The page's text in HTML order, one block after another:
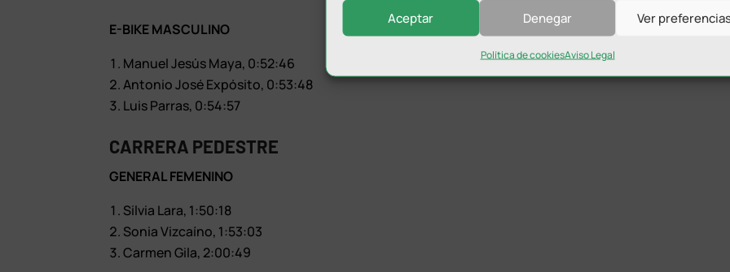
Aceptar Denegar Ver
Política de cookiesAviso Legal
E-BIKE MASCULINO
Manuel Jesús Maya, 0:52:46
Antonio José Expósito, 0:53:48
Luis Parras, 0:54:57
CARRERA PEDESTRE
GENERAL FEMENINO
Silvia Lara, 1:50:18
Sonia Vizcaíno, 1:53:03
Carmen Gila, 2:00:49